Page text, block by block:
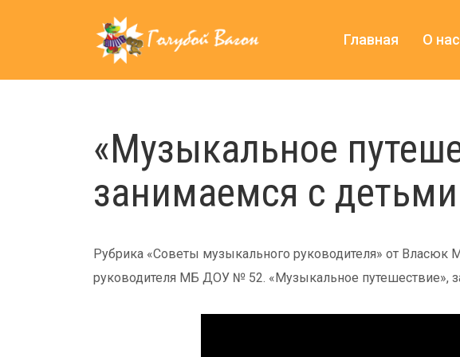
Главная О нас
«Музыкальное
занимаемся с
Рубрика «Советы музыкального руководителя» от
руководителя МБ ДОУ № 52. «Музыкальное путешествие»,